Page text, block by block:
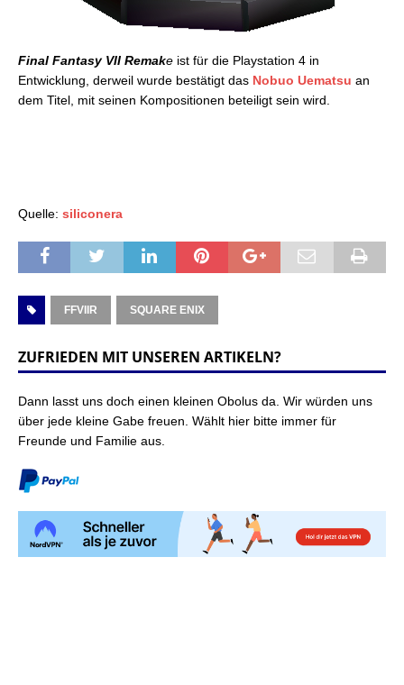
Final Fantasy VII Remake ist für die Playstation 4 in
Entwicklung, derweil wurde bestätigt das Nobuo Uematsu an
dem Titel, mit seinen Kompositionen beteiligt sein wird.
Quelle: siliconera
FFVIIR SQUARE ENIX
ZUFRIEDEN MIT UNSEREN ARTIKELN?
Dann lasst uns doch einen kleinen Obolus da. Wir würden uns
über jede kleine Gabe freuen. Wählt hier bitte immer für
Freunde und Familie aus.